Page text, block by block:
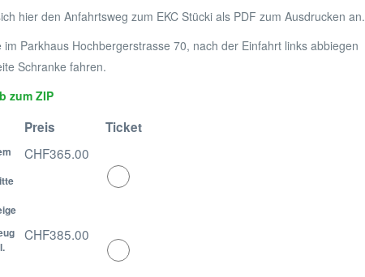
hier den Anfahrtsweg zum EKC Stücki als PDF zum Ausdrucken an.
im Parkhaus Hochbergerstrasse 70, nach der Einfahrt links abbiegen
Schranke fahren.
zum ZIP
Preis Ticket
CHF365.00
Select
this
CHF385.00
Select
this